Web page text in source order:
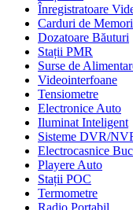
Înregistratoare
Carduri de
Dozatoare Băuturi
Stații PMR
Surse de
Videointerfoane
Tensiometre
Electronice Auto
Iluminat Inteligent
Sisteme DVR/
Electrocasnice
Playere Auto
Stații POC
Termometre
Radio Portabil